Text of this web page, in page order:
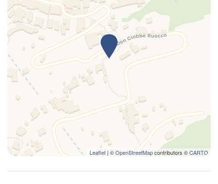
Leaflet | ©OpenStreetMapcontributors ©CARTO